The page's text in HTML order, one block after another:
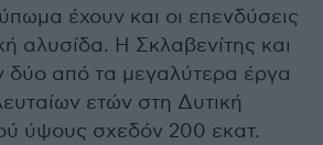
έχουν και οι επενδύσεις
αλυσίδα. Η Σκλαβενίτης και
από τα μεγαλύτερα έργα
ετών στη Δυτική
ύψους σχεδόν 200 εκατ.